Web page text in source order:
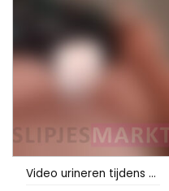
Video urineren tijdens menstruatie